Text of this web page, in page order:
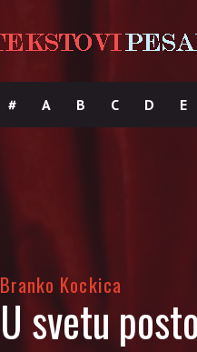
# A B C D E
Branko Kockica
U svetu